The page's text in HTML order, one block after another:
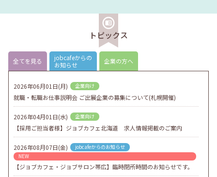
トピックス
全てを見る
jobcafeからの
お知らせ
企業の方へ
2026年06月01日(月) 企業向け
就職・転職お仕事説明会 ご出展企業の募集について(札幌開催)
2026年04月01日(水) 企業向け
【採用ご担当者様】ジョブカフェ北海道 求人情報掲載のご案内
2026年08月07日(金)
jobcafeからのお知らせ
NEW
【ジョブカフェ・ジョブサロン帯広】臨時閉所時間のお知らせです。